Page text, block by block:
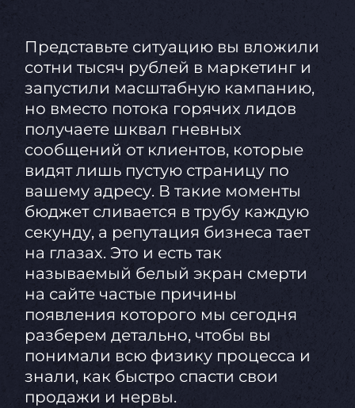
КОНТАКТЫ
Представьте ситуацию вы вложили
сотни тысяч рублей в маркетинг и
запустили масштабную кампанию,
но вместо потока горячих лидов
получаете шквал гневных
сообщений от клиентов, которые
видят лишь пустую страницу по
вашему адресу. В такие моменты
бюджет сливается в трубу каждую
секунду, а репутация бизнеса тает
на глазах. Это и есть так
называемый белый экран смерти
на сайте частые причины
появления которого мы сегодня
разберем детально, чтобы вы
понимали всю физику процесса и
знали, как быстро спасти свои
продажи и нервы.